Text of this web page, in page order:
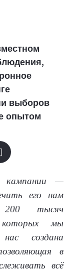
выборов
опытом
кампании —
его нам
тысяч
которых мы
создана
в
всё